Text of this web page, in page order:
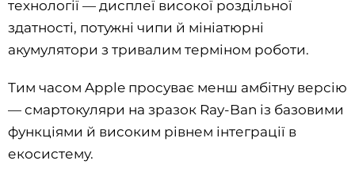
технології — дисплеї високої роздільної
здатності, потужні чипи й мініатюрні
акумулятори з тривалим терміном роботи.
Тим часом Apple просуває менш амбітну версію
— смартокуляри на зразок Ray-Ban із базовими
функціями й високим рівнем інтеграції в
екосистему.